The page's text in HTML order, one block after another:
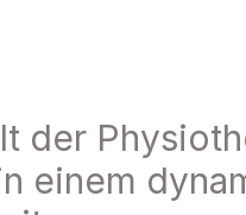
der
einem